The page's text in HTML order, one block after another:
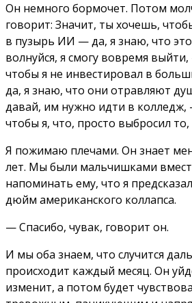
Он немного бормочет. Потом
говорит: Значит, ты хочешь,
в пузырь ИИ — да, я знаю, что
волнуйся, я смогу вовремя
чтобы я не инвестировал в
да, я знаю, что они отравляют
давай, им нужно идти в
чтобы я, что, просто выбросил то,
Я пожимаю плечами. Он знает
лет. Мы были мальчишками
напоминать ему, что я
дюйм американского коллапса.
— Спасибо, чувак, говорит он.
И мы оба знаем, что случится
происходит каждый месяц. Он
изменит, а потом будет